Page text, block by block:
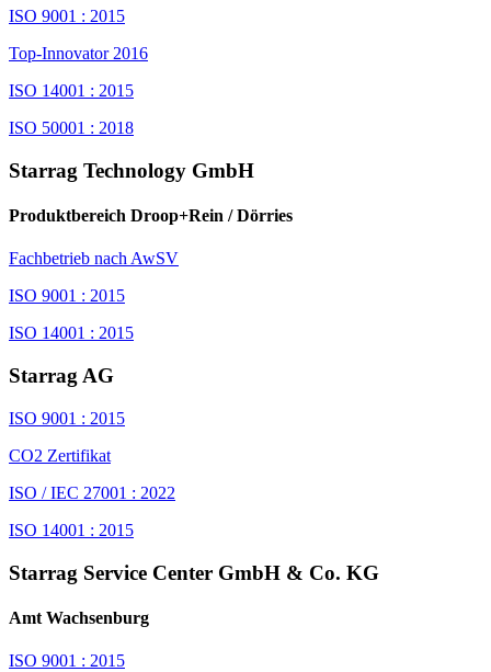
ISO 9001 : 2015
Top-Innovator 2016
ISO 14001 : 2015
ISO 50001 : 2018
Starrag Technology GmbH
Produktbereich Droop+Rein / Dörries
Fachbetrieb nach AwSV
ISO 9001 : 2015
ISO 14001 : 2015
Starrag AG
ISO 9001 : 2015
CO2 Zertifikat
ISO / IEC 27001 : 2022
ISO 14001 : 2015
Starrag Service Center GmbH & Co. KG
Amt Wachsenburg
ISO 9001 : 2015